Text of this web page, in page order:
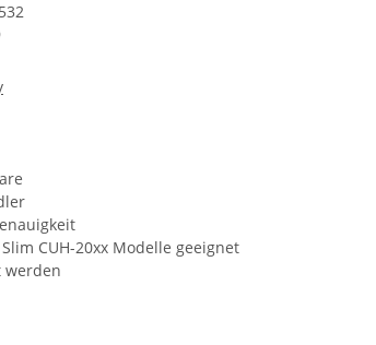
CUH-20xx Modelle geeignet
werden